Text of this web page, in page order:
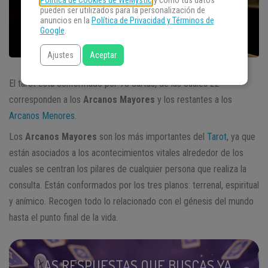
El tarot está conformado por 78 cartas, de las cuales 22
corresponden a los Arcanos Mayores y los restantes a los
Arcanos Menores.
Los Arcanos Mayores son los más importantes del Tarot, ya que
están asociados a los acontecimientos vitales alrededor de los
cuales se centran los pilares de cualquier persona que realiza la
consulta. Están conformados por los tres planos: terrenal, espiritual
y anímico. Recogen todo lo relacionado con el génesis del mundo
hasta el punto final de la vida.
pueden ser utilizados para la personalización de
anuncios en la Política de Privacidad y Términos de
Google.
Ajustes Aceptar